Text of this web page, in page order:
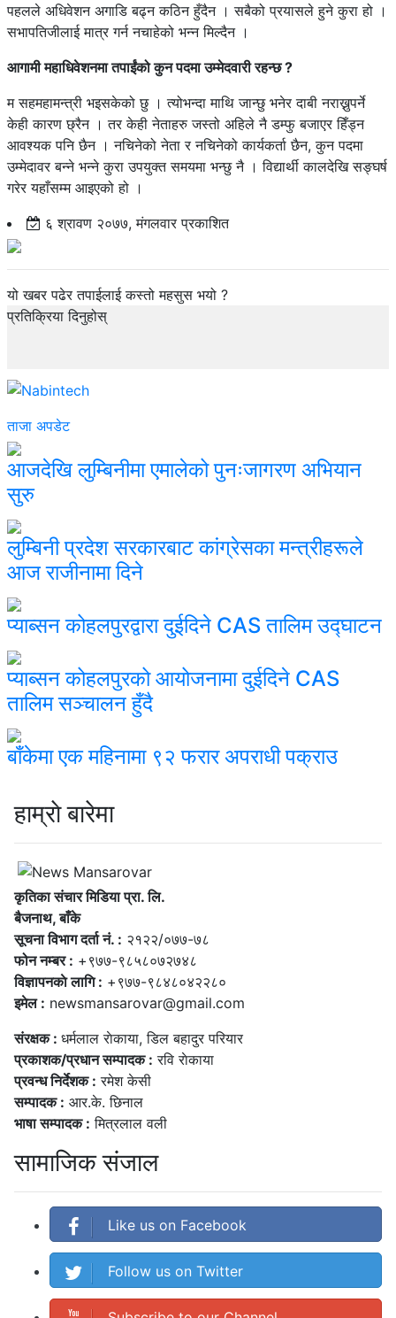
पहलले अधिवेशन अगाडि बढ्न कठिन हुँदैन । सबैको प्रयासले हुने कुरा हो ।
सभापतिजीलाई मात्र गर्न नचाहेको भन्न मिल्दैन ।
आगामी महाधिवेशनमा तपाईंको कुन पदमा उम्मेदवारी रहन्छ ?
म सहमहामन्त्री भइसकेको छु । त्योभन्दा माथि जान्छु भनेर दाबी नराख्नुपर्ने
केही कारण छ्रैन । तर केही नेताहरु जस्तो अहिले नै डम्फु बजाएर हिँड्न
आवश्यक पनि छैन । नचिनेको नेता र नचिनेको कार्यकर्ता छैन, कुन पदमा
उम्मेदावर बन्ने भन्ने कुरा उपयुक्त समयमा भन्छु नै । विद्यार्थी कालदेखि सङ्घर्ष
गरेर यहाँसम्म आइएको हो ।
६ श्रावण २०७७, मंगलवार प्रकाशित
यो खबर पढेर तपाईलाई कस्तो महसुस भयो ?
प्रतिक्रिया दिनुहोस्
ताजा अपडेट
आजदेखि लुम्बिनीमा एमालेको पुनःजागरण अभियान
सुरु
लुम्बिनी प्रदेश सरकारबाट कांग्रेसका मन्त्रीहरूले
आज राजीनामा दिने
प्याब्सन कोहलपुरद्वारा दुईदिने CAS तालिम उद्घाटन
प्याब्सन कोहलपुरको आयोजनामा दुईदिने CAS
तालिम सञ्चालन हुँदै
बाँकेमा एक महिनामा ९२ फरार अपराधी पक्राउ
हाम्राे बारेमा
कृतिका संचार मिडिया प्रा. लि.
बैजनाथ, बाँके
सूचना विभाग दर्ता नं. : २१२२/०७७-७८
फोन नम्बर : +९७७-९८५८०७२७४८
विज्ञापनकाे लागि : +९७७-९८४८०४२२८०
इमेल : newsmansarovar@gmail.com
संरक्षक : धर्मलाल राेकाया, डिल बहादुर परियार
प्रकाशक/प्रधान सम्पादक : रवि राेकाया
प्रवन्ध निर्देशक : रमेश केसी
सम्पादक : आर.के. छिनाल
भाषा सम्पादक : मित्रलाल वली
सामाजिक संजाल
Like us on Facebook
Follow us on Twitter